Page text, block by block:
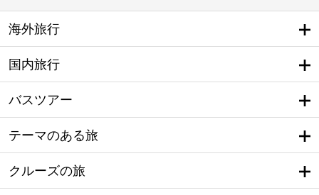
海外旅行
国内旅行
バスツアー
テーマのある旅
クルーズの旅